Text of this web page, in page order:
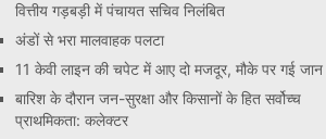
वित्तीय गड़बड़ी में पंचायत सचिव निलंबित
अंडों से भरा मालवाहक पलटा
11 केवी लाइन की चपेट में आए दो मजदूर, मौके पर गई जान
बारिश के दौरान जन-सुरक्षा और किसानों के हित सर्वोच्च
प्राथमिकता: कलेक्टर